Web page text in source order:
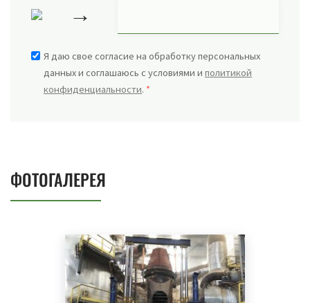
→
Я даю свое согласие на обработку персональных
данных и соглашаюсь с условиями и политикой
конфиденциальности. *
ФОТОГАЛЕРЕЯ